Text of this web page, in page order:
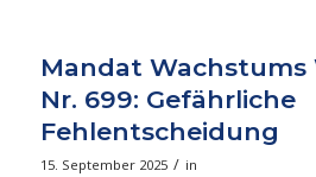
Mandat
Nr. 699: Gefährliche
Fehlentscheidung
15. September 2025 / in